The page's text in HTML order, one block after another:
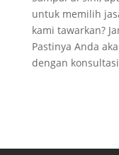
untuk memilih
kami tawarkan?
Pastinya Anda
dengan